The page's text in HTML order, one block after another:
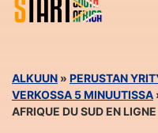
ALKUUN » PERUSTAN
VERKOSSA 5 MINUUTISSA
AFRIQUE DU SUD EN